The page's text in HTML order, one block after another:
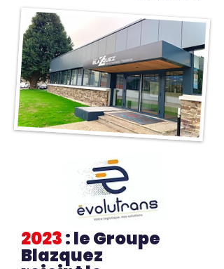
2023: le Groupe
Blazquez